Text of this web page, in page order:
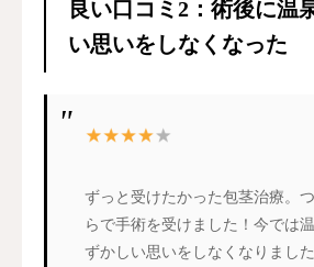
良い口コミ2：術後に温
い思いをしなくなった
ずっと受けたかった包茎治療。
らで手術を受けました！今では
ずかしい思いをしなくなりました